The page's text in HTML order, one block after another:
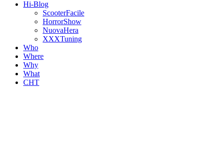
Hi-Blog
ScooterFacile
HorrorShow
NuovaHera
XXXTuning
Who
Where
Why
What
CHT